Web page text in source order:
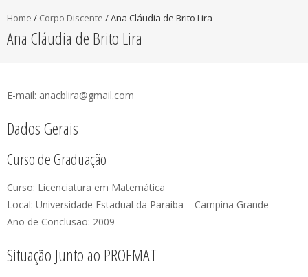
Home / Corpo Discente /Ana Cláudia de Brito Lira
Ana Cláudia de Brito Lira
E-mail: anacblira@gmail.com
Dados Gerais
Curso de Graduação
Curso: Licenciatura em Matemática
Local: Universidade Estadual da Paraiba – Campina Grande
Ano de Conclusão: 2009
Situação Junto ao PROFMAT